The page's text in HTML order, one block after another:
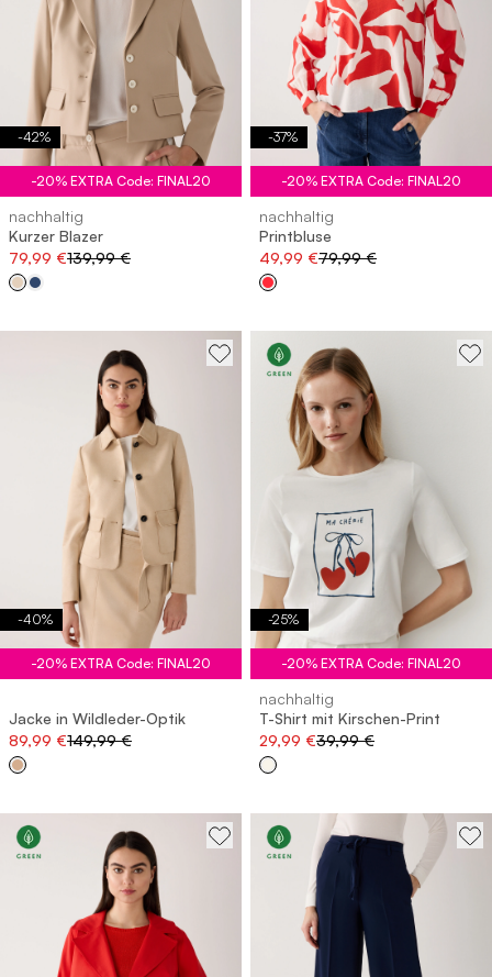
-42%
-20% EXTRA Code: FINAL20
nachhaltig
Kurzer Blazer
79,99 €139,99 €
-37%
-20% EXTRA Code: FINAL20
nachhaltig
Printbluse
49,99 €79,99 €
-40%
-20% EXTRA Code: FINAL20
Jacke in Wildleder-Optik
89,99 €149,99 €
-25%
-20% EXTRA Code: FINAL20
nachhaltig
T-Shirt mit Kirschen-Print
29,99 €39,99 €